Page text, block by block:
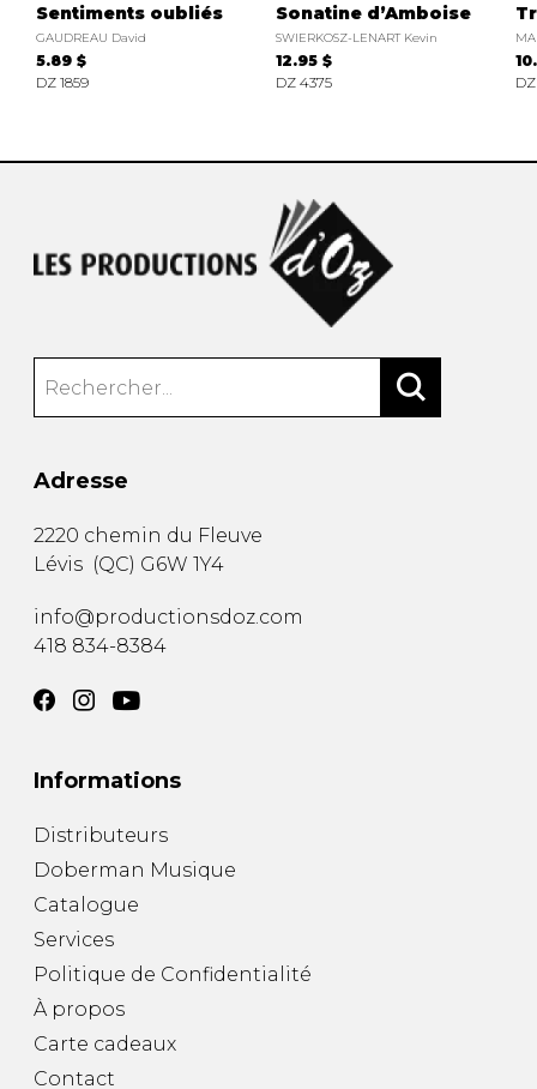
Sentiments oubliés
GAUDREAU David
5.89 $
DZ 1859
Sonatine d’Amboise
SWIERKOSZ-LENART Kevin
12.95 $
DZ 4375
Adresse
2220 chemin du Fleuve
Lévis (QC) G6W 1Y4
info@productionsdoz.com
418 834-8384
Informations
Distributeurs
Doberman Musique
Catalogue
Services
Politique de Confidentialité
À propos
Carte cadeaux
Contact